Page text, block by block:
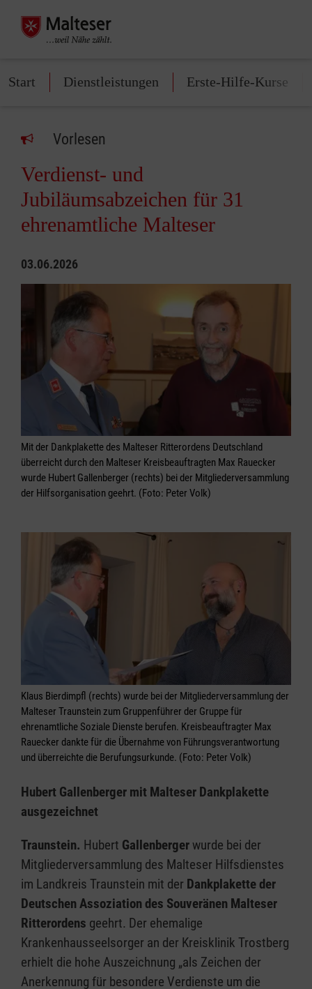
Start Dienstleistungen Erste-Hilfe-Kurse
Vorlesen
Verdienst- und
Jubiläumsabzeichen für 31
ehrenamtliche Malteser
03.06.2026
Mit der Dankplakette des Malteser Ritterordens Deutschland
überreicht durch den Malteser Kreisbeauftragten Max Rauecker
wurde Hubert Gallenberger (rechts) bei der Mitgliederversammlung
der Hilfsorganisation geehrt. (Foto: Peter Volk)
Klaus Bierdimpfl (rechts) wurde bei der Mitgliederversammlung der
Malteser Traunstein zum Gruppenführer der Gruppe für
ehrenamtliche Soziale Dienste berufen. Kreisbeauftragter Max
Rauecker dankte für die Übernahme von Führungsverantwortung
und überreichte die Berufungsurkunde. (Foto: Peter Volk)
Hubert Gallenberger mit Malteser Dankplakette
ausgezeichnet
Traunstein. Hubert Gallenbergerwurde bei der
Mitgliederversammlung des Malteser Hilfsdienstes
im Landkreis Traunstein mit der Dankplakette der
Deutschen Assoziation des Souveränen Malteser
Ritterordens geehrt. Der ehemalige
Krankenhausseelsorger an der Kreisklinik Trostberg
erhielt die hohe Auszeichnung „als Zeichen der
Anerkennung für besondere Verdienste um die